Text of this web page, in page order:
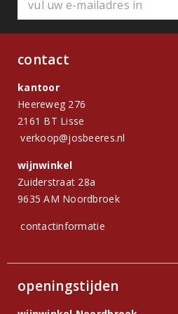
contact
kantoor
Heereweg 276
2161 BT Lisse
verkoop@josbeeres.nl
wijnwinkel
Zuiderstraat 28a
9635 AM Noordbroek
contactinformatie
openingstijden